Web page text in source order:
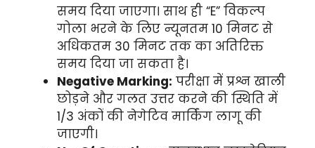
समय दिया जाएगा। साथ ही “E” विकल्प
गोला भरने के लिए न्यूनतम 10 मिनट से
अधिकतम 30 मिनट तक का अतिरिक्त
समय दिया जा सकता है।
Negative Marking: परीक्षा में प्रश्न खाली
छोड़ने और गलत उत्तर करने की स्थिति में
1/3 अंकों की नेगेटिव मार्किंग लागू की
जाएगी।